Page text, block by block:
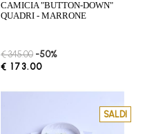
CAMICIA "BUTTON-DOWN"
QUADRI - MARRONE
€ 345.00 -50%
€ 173.00
SALDI